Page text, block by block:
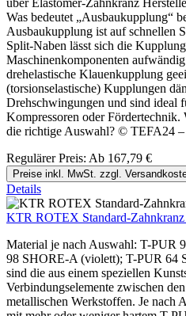
über Elastomer-Zahnkranz
Was bedeutet „Ausbaukupplung“
Ausbaukupplung ist auf schnellen
Split-Naben lässt sich die
Maschinenkomponenten
drehelastische Klauenkupplung
(torsionselastische) Kupplungen
Drehschwingungen und sind ideal
Kompressoren oder
die richtige Auswahl? © TEFA24
Regulärer Preis: Ab 167,79 €
Preise inkl. MwSt. zzgl.
Details
KTR ROTEX Standard-
Material je nach Auswahl: T-PUR
98 SHORE-A (violett); T-PUR 64
sind die aus einem speziellen
Verbindungselemente zwischen
metallischen Werkstoffen. Je nach